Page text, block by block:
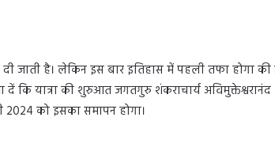
जाती है। लेकिन इस बार इतिहास में पहली तफा होगा
कि यात्रा की शुरुआत जगतगुरु शंकराचार्य अविमुक्तेश्वरानंद
2024 को इसका समापन होगा।